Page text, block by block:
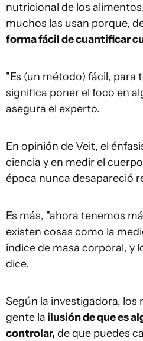
nutricional de los
muchos las usan porque,
forma fácil de cuantificar
"Es (un método) fácil, para
significa poner el foco en
asegura el experto.
En opinión de Veit, el
ciencia y en medir el
época nunca desapareció
Es más, "ahora tenemos
existen cosas como la
índice de masa corporal, y
dice.
Según la investigadora, los
gente la ilusión de que es
controlar, de que puedes